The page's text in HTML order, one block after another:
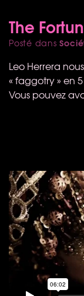
The
Posté dans
Leo Herrera
« faggotry » en
Vous pouvez